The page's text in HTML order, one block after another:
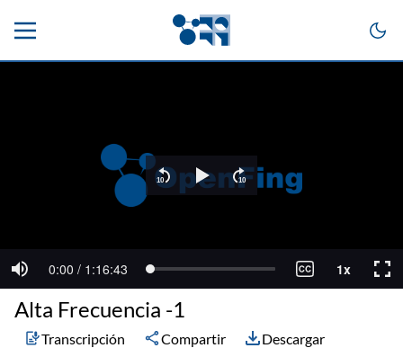
Alta Frecuencia -1
Transcripción Compartir Descargar